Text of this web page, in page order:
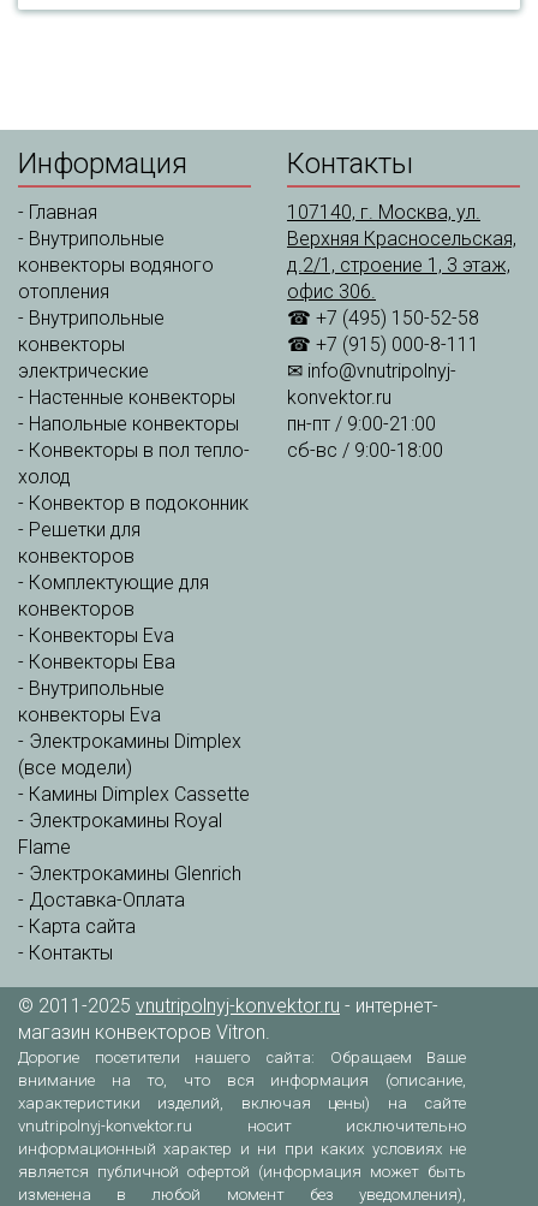
Информация
- Главная
- Внутрипольные
конвекторы водяного
отопления
- Внутрипольные
конвекторы
электрические
- Настенные конвекторы
- Напольные конвекторы
- Конвекторы в пол тепло-
холод
- Конвектор в подоконник
- Решетки для
конвекторов
- Комплектующие для
конвекторов
- Конвекторы Eva
- Конвекторы Ева
- Внутрипольные
конвекторы Eva
- Электрокамины Dimplex
(все модели)
- Камины Dimplex Cassette
- Электрокамины Royal
Flame
- Электрокамины Glenrich
- Доставка-Оплата
- Карта сайта
- Контакты
Контакты
107140, г. Москва, ул.
Верхняя Красносельская,
д.2/1, строение 1, 3 этаж,
офис 306.
☎ +7 (495) 150-52-58
☎ +7 (915) 000-8-111
✉ info@vnutripolnyj-
konvektor.ru
пн-пт / 9:00-21:00
сб-вс / 9:00-18:00
© 2011-2025 vnutripolnyj-konvektor.ru - интернет-
магазин конвекторов Vitron.
Дорогие посетители нашего сайта: Обращаем Ваше
внимание на то, что вся информация (описание,
характеристики изделий, включая цены) на сайте
vnutripolnyj-konvektor.ru носит исключительно
информационный характер и ни при каких условиях не
является публичной офертой (информация может быть
изменена в любой момент без уведомления),